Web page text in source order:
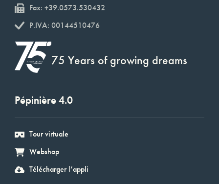
Fax: +39.0573.530432
P.IVA: 00144510476
75 Years of growing dreams
Pépinière 4.0
Tour virtuale
Webshop
Télécharger l’appli